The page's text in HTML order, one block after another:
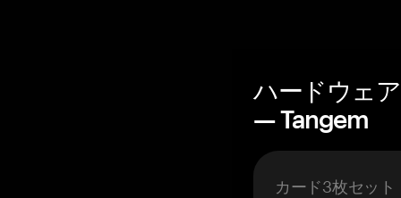
ハードウェ
— Tangem
カード3枚セット